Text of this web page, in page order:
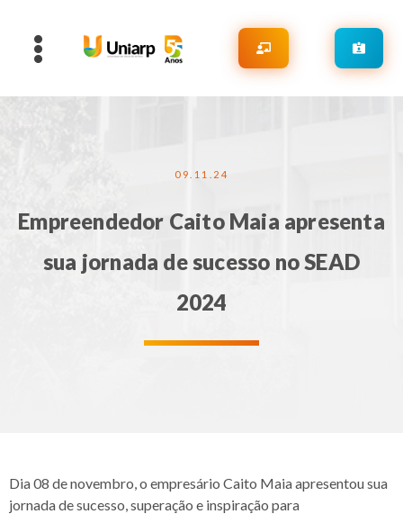
09.11.24
Empreendedor Caito Maia apresenta
sua jornada de sucesso no SEAD
2024
Dia 08 de novembro, o empresário Caito Maia apresentou sua
jornada de sucesso, superação e inspiração para